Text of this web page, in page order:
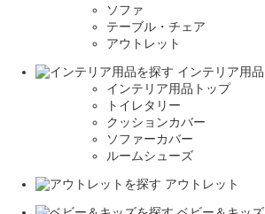
ソファ
テーブル・チェア
アウトレット
インテリア用品
インテリア用品トップ
トイレタリー
クッションカバー
ソファーカバー
ルームシューズ
アウトレット